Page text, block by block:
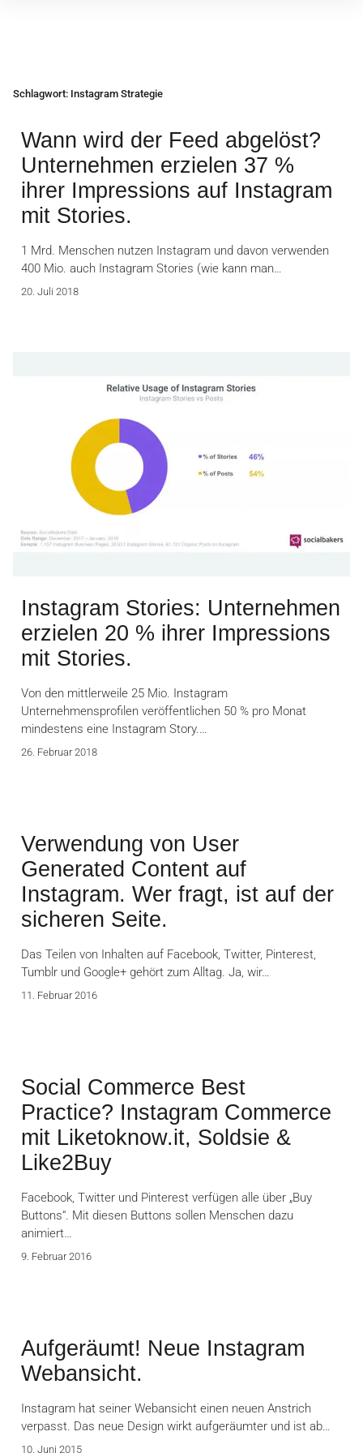
Schlagwort: Instagram Strategie
Wann wird der Feed abgelöst?
Unternehmen erzielen 37 %
ihrer Impressions auf Instagram
mit Stories.
1 Mrd. Menschen nutzen Instagram und davon verwenden
400 Mio. auch Instagram Stories (wie kann man…
20. Juli 2018
Instagram Stories: Unternehmen
erzielen 20 % ihrer Impressions
mit Stories.
Von den mittlerweile 25 Mio. Instagram
Unternehmensprofilen veröffentlichen 50 % pro Monat
mindestens eine Instagram Story.…
26. Februar 2018
Verwendung von User
Generated Content auf
Instagram. Wer fragt, ist auf der
sicheren Seite.
Das Teilen von Inhalten auf Facebook, Twitter, Pinterest,
Tumblr und Google+ gehört zum Alltag. Ja, wir…
11. Februar 2016
Social Commerce Best
Practice? Instagram Commerce
mit Liketoknow.it, Soldsie &
Like2Buy
Facebook, Twitter und Pinterest verfügen alle über „Buy
Buttons“. Mit diesen Buttons sollen Menschen dazu
animiert…
9. Februar 2016
Aufgeräumt! Neue Instagram
Webansicht.
Instagram hat seiner Webansicht einen neuen Anstrich
verpasst. Das neue Design wirkt aufgeräumter und ist ab…
10. Juni 2015